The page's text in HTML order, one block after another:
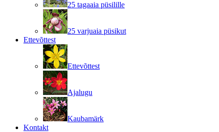
25 tagaaia püsilille
25 varjuaia püsikut
Ettevõttest
Ettevõttest
Ajalugu
Kaubamärk
Kontakt